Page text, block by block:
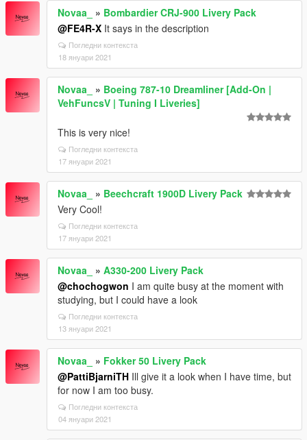
Novaa_ » Bombardier CRJ-900 Livery Pack
@FE4R-X It says in the description
Погледни контекста
18 януари 2021
Novaa_ » Boeing 787-10 Dreamliner [Add-On |
VehFuncsV | Tuning I Liveries]
This is very nice!
Погледни контекста
17 януари 2021
Novaa_ » Beechcraft 1900D Livery Pack
Very Cool!
Погледни контекста
17 януари 2021
Novaa_ » A330-200 Livery Pack
@chochogwon I am quite busy at the moment with
studying, but I could have a look
Погледни контекста
13 януари 2021
Novaa_ » Fokker 50 Livery Pack
@PattiBjarniTH Ill give it a look when I have time, but
for now I am too busy.
Погледни контекста
04 януари 2021